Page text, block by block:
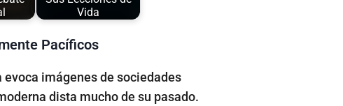
Vida
Pacíficos
imágenes de sociedades
dista mucho de su pasado.